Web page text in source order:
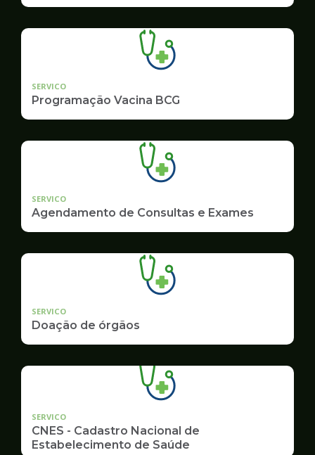
SERVICO
Programação Vacina BCG
SERVICO
Agendamento de Consultas e Exames
SERVICO
Doação de órgãos
SERVICO
CNES - Cadastro Nacional de
Estabelecimento de Saúde